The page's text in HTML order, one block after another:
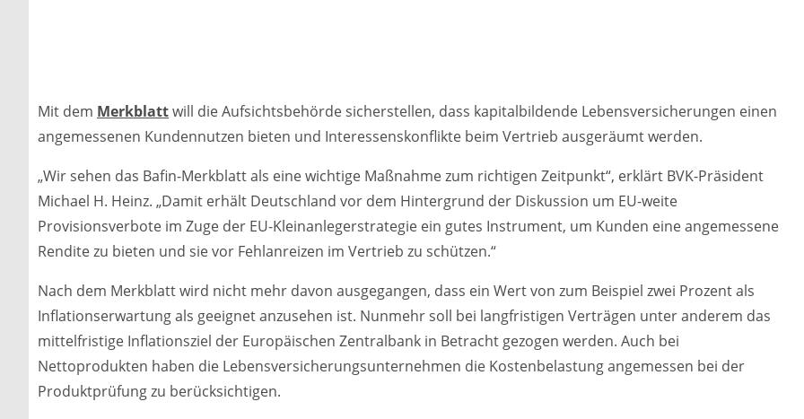
Mit dem Merkblattwill die Aufsichtsbehörde sicherstellen, dass kapitalbildende Lebensversicherungen einen
angemessenen Kundennutzen bieten und Interessenskonflikte beim Vertrieb ausgeräumt werden.
„Wir sehen das Bafin-Merkblatt als eine wichtige Maßnahme zum richtigen Zeitpunkt“, erklärt BVK-Präsident
Michael H. Heinz. „Damit erhält Deutschland vor dem Hintergrund der Diskussion um EU-weite
Provisionsverbote im Zuge der EU-Kleinanlegerstrategie ein gutes Instrument, um Kunden eine angemessene
Rendite zu bieten und sie vor Fehlanreizen im Vertrieb zu schützen.“
Nach dem Merkblatt wird nicht mehr davon ausgegangen, dass ein Wert von zum Beispiel zwei Prozent als
Inflationserwartung als geeignet anzusehen ist. Nunmehr soll bei langfristigen Verträgen unter anderem das
mittelfristige Inflationsziel der Europäischen Zentralbank in Betracht gezogen werden. Auch bei
Nettoprodukten haben die Lebensversicherungsunternehmen die Kostenbelastung angemessen bei der
Produktprüfung zu berücksichtigen.